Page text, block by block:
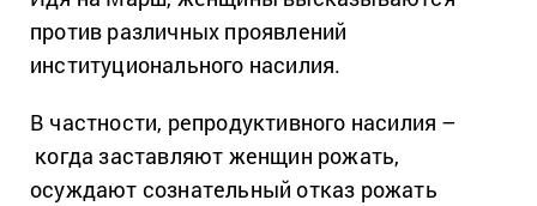
против различных проявлений
институционального насилия.
В частности, репродуктивного насилия –
когда заставляют женщин рожать,
осуждают сознательный отказ рожать